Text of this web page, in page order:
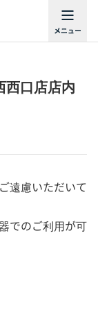
西口店店内
遠慮いただいて
でのご利用が可